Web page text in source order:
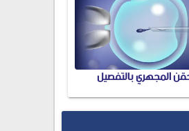
المجهري بالتفصيل